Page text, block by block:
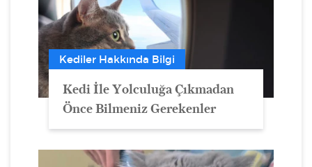
Kediler Hakkında Bilgi
Kedi İle Yolculuğa Çıkmadan
Önce Bilmeniz Gerekenler